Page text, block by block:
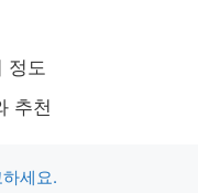
정도
추천
세요.